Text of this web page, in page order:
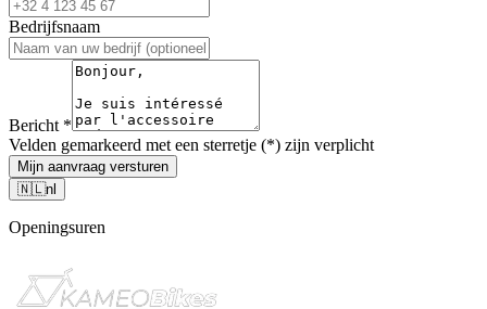
Bedrijfsnaam
Bericht *
Velden gemarkeerd met een sterretje (*) zijn verplicht
Mijn aanvraag versturen
🇳🇱nl
Openingsuren